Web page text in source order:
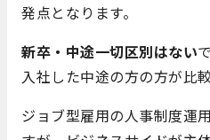
発点となります。
新卒・中途一切区別はない
入社した中途の方の方が比
ジョブ型雇用の人事制度運